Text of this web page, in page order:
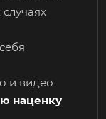
и видео
наценку